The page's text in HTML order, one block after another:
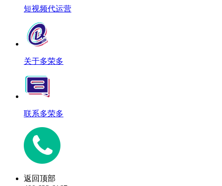
短视频代运营
关于多荣多
联系多荣多
返回顶部